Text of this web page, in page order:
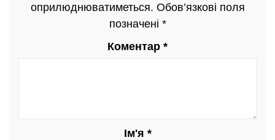
оприлюднюватиметься. Обов’язкові поля
позначені *
Коментар *
Ім'я *